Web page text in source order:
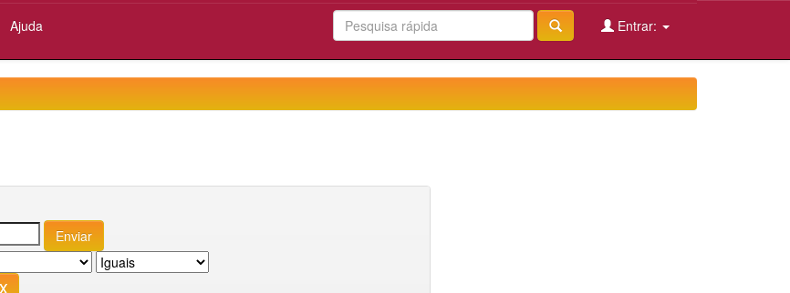
Ajuda Entrar: